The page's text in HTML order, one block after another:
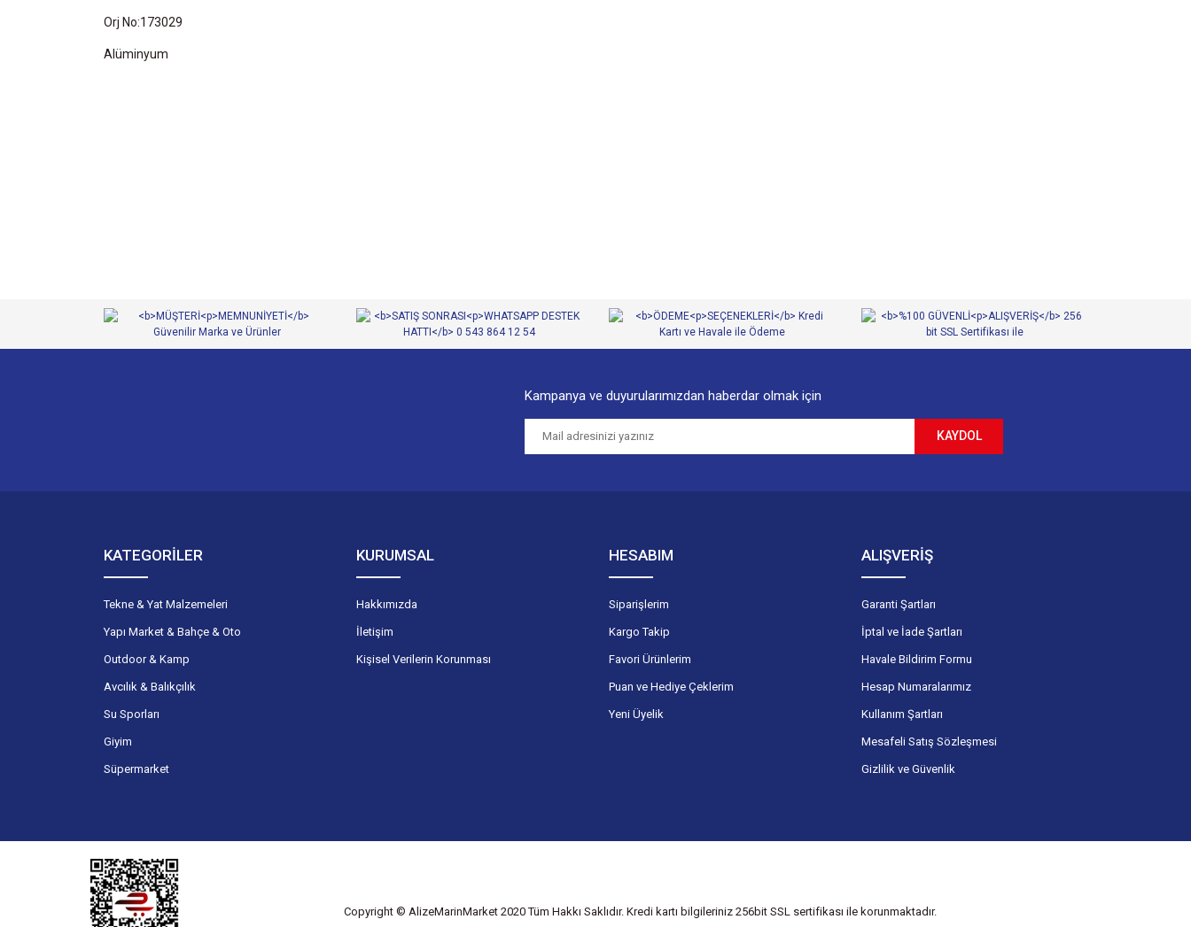
Orj No:173029
Alüminyum
Ürün fiyatı diğer sitelerden daha pahalı.
Bu ürüne benzer farklı alternatifler olmalı.
Kampanya ve duyurularımızdan haberdar olmak için
KAYDOL
KATEGORİLER
Tekne & Yat Malzemeleri
Yapı Market & Bahçe & Oto
Outdoor & Kamp
Avcılık & Balıkçılık
Su Sporları
Giyim
Süpermarket
KURUMSAL
Hakkımızda
İletişim
Kişisel Verilerin Korunması
HESABIM
Siparişlerim
Kargo Takip
Favori Ürünlerim
Puan ve Hediye Çeklerim
Yeni Üyelik
ALIŞVERİŞ
Garanti Şartları
İptal ve İade Şartları
Havale Bildirim Formu
Hesap Numaralarımız
Kullanım Şartları
Mesafeli Satış Sözleşmesi
Gizlilik ve Güvenlik
Copyright © AlizeMarinMarket 2020 Tüm Hakkı Saklıdır. Kredi kartı bilgileriniz 256bit SSL sertifikası ile korunmaktadır.